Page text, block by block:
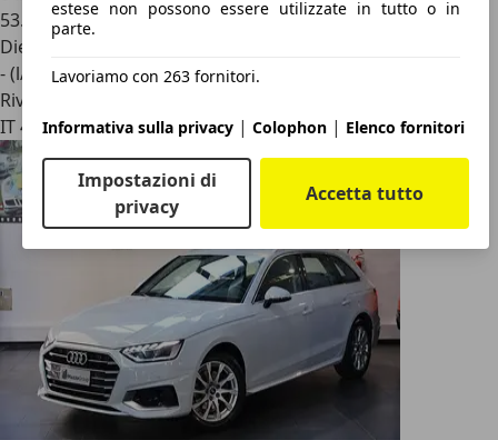
estese non possono essere utilizzate in tutto o in
parte.
Lavoriamo con 263 fornitori.
Informativa sulla privacy | Colophon | Elenco fornitori
Impostazioni di
privacy
Accetta tutto
53.000 km
Diesel
- (l/100 km)
Rivenditore
IT 40013